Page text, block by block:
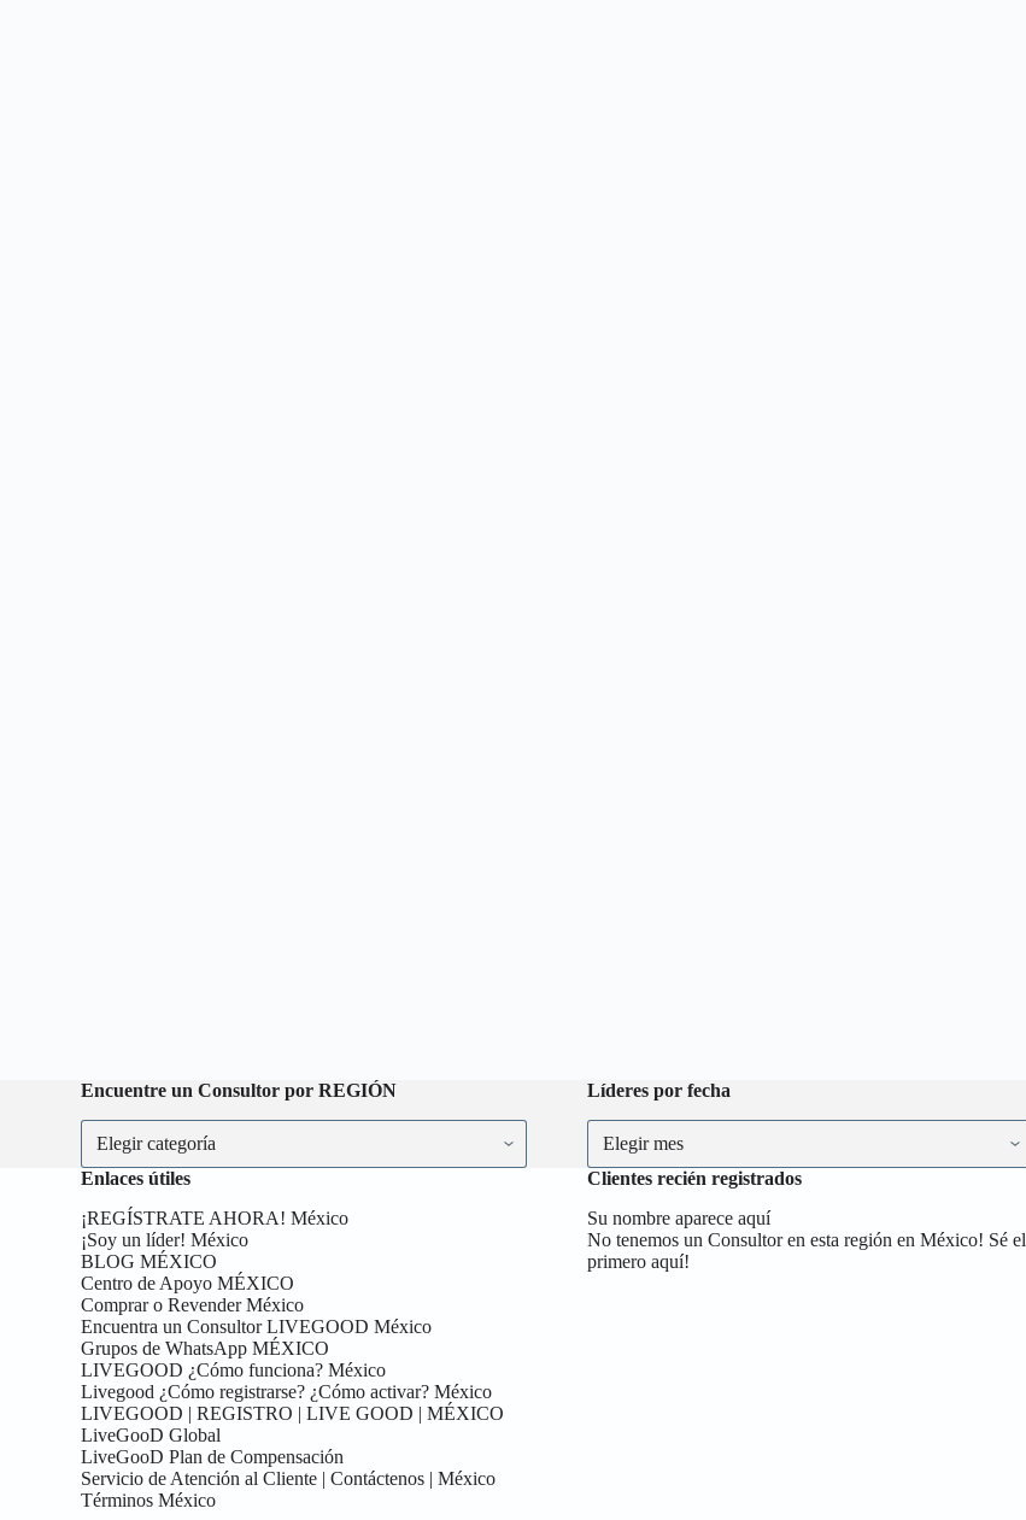
Encuentre un Consultor por REGIÓN
Encuentre
un
Consultor
por
REGIÓN
Líderes por fecha
Líderes
por
fecha
Enlaces útiles
¡REGÍSTRATE AHORA! México
¡Soy un líder! México
BLOG MÉXICO
Centro de Apoyo MÉXICO
Comprar o Revender México
Encuentra un Consultor LIVEGOOD México
Grupos de WhatsApp MÉXICO
LIVEGOOD ¿Cómo funciona? México
Livegood ¿Cómo registrarse? ¿Cómo activar? México
LIVEGOOD | REGISTRO | LIVE GOOD | MÉXICO
LiveGooD Global
LiveGooD Plan de Compensación
Servicio de Atención al Cliente | Contáctenos | México
Términos México
Clientes recién registrados
Su nombre aparece aquí
No tenemos un Consultor en esta región en México! Sé el
primero aquí!